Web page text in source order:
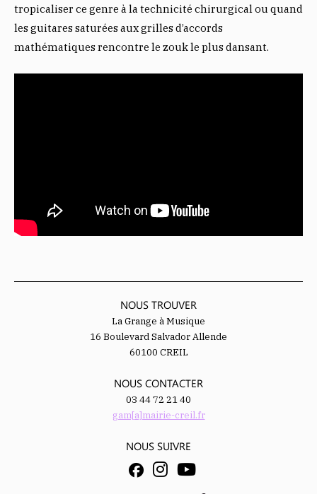
tropicaliser ce genre à la technicité chirurgical ou quand
les guitares saturées aux grilles d’accords
mathématiques rencontre le zouk le plus dansant.
NOUS TROUVER
La Grange à Musique
16 Boulevard Salvador Allende
60100 CREIL
NOUS CONTACTER
03 44 72 21 40
gam[a]mairie-creil.fr
NOUS SUIVRE